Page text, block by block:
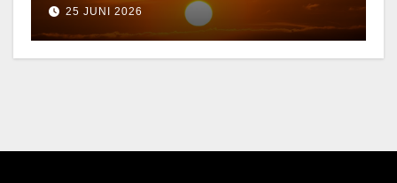
25 JUNI 2026